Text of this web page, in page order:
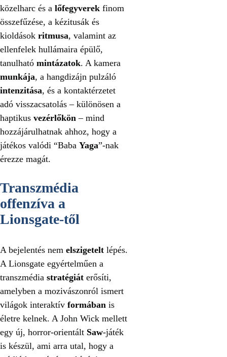
közelharc és a lőfegyverek finom
összefűzése, a kézitusák és
kioldások ritmusa, valamint az
ellenfelek hullámaira épülő,
tanulható mintázatok. A kamera
munkája, a hangdizájn pulzáló
intenzitása, és a kontaktérzetet
adó visszacsatolás – különösen a
haptikus vezérlőkön – mind
hozzájárulhatnak ahhoz, hogy a
játékos valódi “Baba Yaga”-nak
érezze magát.
Transzmédia
offenzíva a
Lionsgate-től
A bejelentés nem elszigetelt lépés.
A Lionsgate egyértelműen a
transzmédia stratégiát erősíti,
amelyben a mozivászonról ismert
világok interaktív formában is
életre kelnek. A John Wick mellett
egy új, horror-orientált Saw-játék
is készül, ami arra utal, hogy a